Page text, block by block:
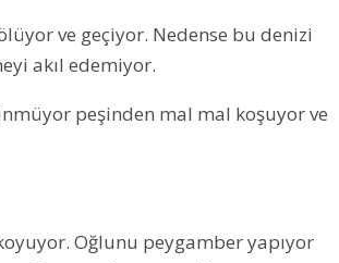
ve geçiyor. Nedense bu denizi
akıl edemiyor.
peşinden mal mal koşuyor ve
Oğlunu peygamber yapıyor